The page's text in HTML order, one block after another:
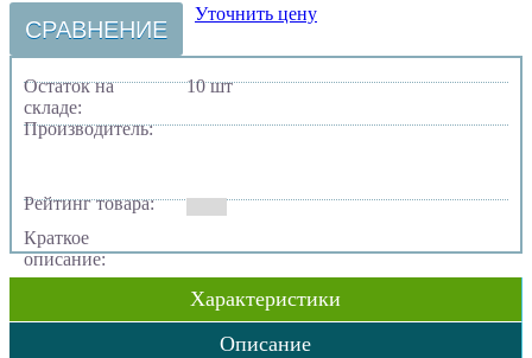
СРАВНЕНИЕ
Уточнить цену
Остаток на
складе:
10 шт
Производитель:
Рейтинг товара:
Краткое
описание:
Характеристики
Описание